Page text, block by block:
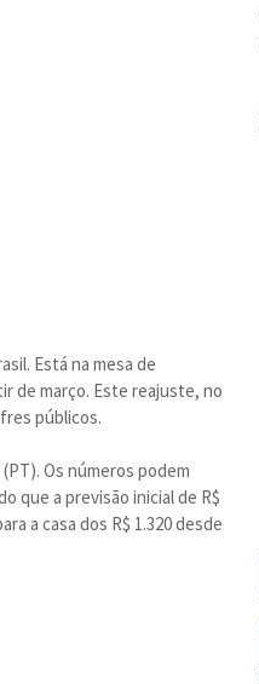
Está na mesa de
de março. Este reajuste, no
públicos.
Os números podem
que a previsão inicial de R$
a casa dos R$ 1.320 desde